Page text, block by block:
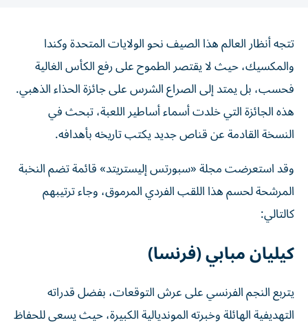
تتجه أنظار العالم هذا الصيف نحو الولايات المتحدة وكندا
والمكسيك، حيث لا يقتصر الطموح على رفع الكأس الغالية
فحسب، بل يمتد إلى الصراع الشرس على جائزة الحذاء الذهبي.
هذه الجائزة التي خلدت أسماء أساطير اللعبة، تبحث في
النسخة القادمة عن قناص جديد يكتب تاريخه بأهدافه.
وقد استعرضت مجلة «سبورتس إليستريتد» قائمة تضم النخبة
المرشحة لحسم هذا اللقب الفردي المرموق، وجاء ترتيبهم
كالتالي:
كيليان مبابي (فرنسا)
يتربع النجم الفرنسي على عرش التوقعات، بفضل قدراته
التهديفية الهائلة وخبرته المونديالية الكبيرة، حيث يسعى للحفاظ